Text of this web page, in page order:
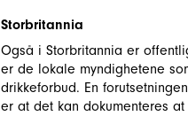
Storbritannia
Også i Storbritannia er
er de lokale myndighetene
drikkeforbud. En
er at det kan dokumenteres